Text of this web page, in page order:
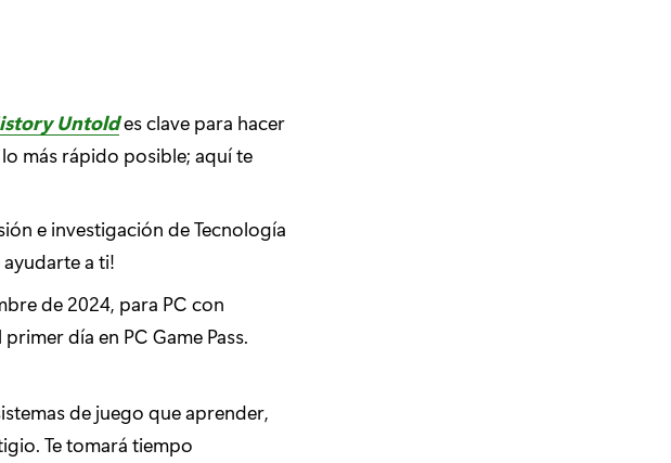
Untoldes clave para hacer
más rápido posible; aquí te
e investigación de Tecnología
a ti!
de 2024, para PC con
día en PC Game Pass.
de juego que aprender,
Te tomará tiempo